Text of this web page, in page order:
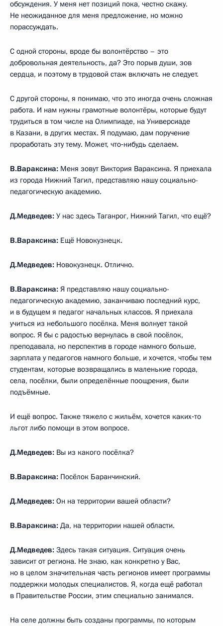
обсуждения. У меня нет позиций пока, честно скажу.
Не неожиданное для меня предложение, но можно
порассуждать.
С одной стороны, вроде бы волонтёрство – это
добровольная деятельность, да? Это порыв души, зов
сердца, и поэтому в трудовой стаж включать не следует.
С другой стороны, я понимаю, что это иногда очень сложная
работа. И нам нужны грамотные волонтёры, которые будут
трудиться в том числе на Олимпиаде, на Универсиаде
в Казани, в других местах. Я подумаю, дам поручение
проработать эту тему. Может, что‑нибудь сделаем.
В.Вараксина: Меня зовут Виктория Вараксина. Я приехала
из города Нижний Тагил, представляю нашу социально-
педагогическую академию.
Д.Медведев: У нас здесь Таганрог, Нижний Тагил, что ещё?
В.Вараксина: Ещё Новокузнецк.
Д.Медведев: Новокузнецк. Отлично.
В.Вараксина: Я представляю нашу социально-
педагогическую академию, заканчиваю последний курс,
и в будущем я педагог начальных классов. Я приехала
учиться из небольшого посёлка. Меня волнует такой
вопрос. Я бы с радостью вернулась в свой посёлок,
преподавала, но перспектив в городе намного больше,
зарплата у педагогов намного больше, и хочется, чтобы тем
студентам, которые возвращались в маленькие города,
села, посёлки, были определённые поощрения, были
подъёмные.
И ещё вопрос. Также тяжело с жильём, хочется каких‑то
льгот либо помощи в этом вопросе.
Д.Медведев: Вы из какого посёлка?
В.Вараксина: Посёлок Баранчинский.
Д.Медведев: Он на территории вашей области?
В.Вараксина: Да, на территории нашей области.
Д.Медведев: Здесь такая ситуация. Ситуация очень
зависит от региона. Не знаю, как конкретно у Вас,
но в целом значительная часть регионов имеет программы
поддержки молодых специалистов. Я, когда ещё работал
в Правительстве России, этим специально занимался.
На селе должны быть созданы программы, по которым